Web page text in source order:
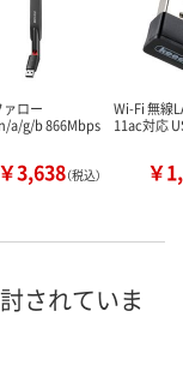
ァロー
a/g/b 866Mbps
￥3,638（税込）
Wi-Fi 無線
11ac対応
￥
されていま